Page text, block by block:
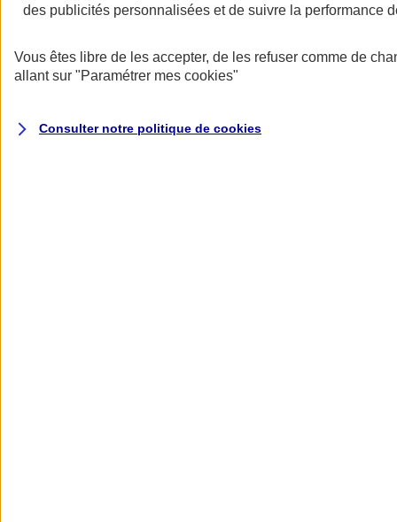
AXA Assurance
des publicités personnalisées et de suivre la performance
Vous êtes libre de les accepter, de les refuser comme de
allant sur "Paramétrer mes cookies"
Consulter notre politique de cookies